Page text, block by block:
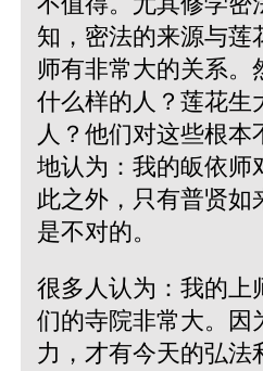
知，密法的来源与莲
师有非常大的关系。
什么样的人？莲花生
人？他们对这些根本
地认为：我的皈依师
此之外，只有普贤如
是不对的。
很多人认为：我的上
们的寺院非常大。因
力，才有今天的弘法